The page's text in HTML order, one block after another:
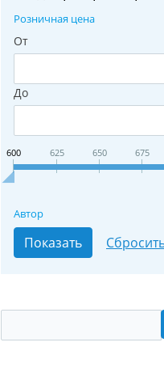
Розничная цена
От
До
600 625 650 675
Автор